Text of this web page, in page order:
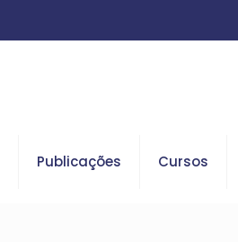
Publicações Cursos